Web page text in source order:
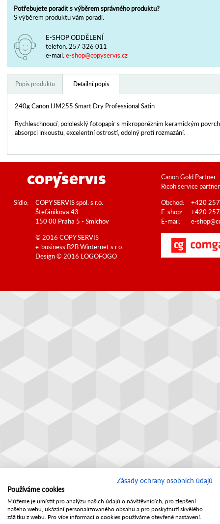
Potřebujete poradit s výběrem správného produktu?
S výběrem produktu vám poradí:
E-SHOP ODDĚLENÍ
telefon: 257 326 011
e-mail:e-shop@copyservis.cz
Popis produktu Detailní popis
240g Canon IJM255 Smart Dry Professional Satin
Rychleschnoucí, pololesklý fotopapír s mikroporézním keramickým
absorpci inkoustu, excelentní ostrostí, odolný proti rozmazání.
Canon Gold Partner
Ricoh service partner
Sídlo:
COPY SERVIS spol. s r.o.
Štefánikova 43
150 00 Praha 5 - Smíchov
Obchod:
+420
E-shop:
+420
E-mail:
e-
© 2016 COPY SERVIS
e-business B2BWinternet s.r.o.
Design © 2016 LOGOFOGO
Zásady ochrany osobních údajů
Používáme cookies
Můžeme je umístit pro analýzu našich údajů o návštěvnících, pro zlepšení
našeho webu, ukázání personalizovaného obsahu a pro poskytnutí skvělého
zážitku z webu. Pro více informací o cookies používáme otevřené nastavení.